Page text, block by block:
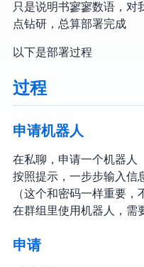
只是说明书寥寥数语，对
点钻研，总算部署完成
以下是部署过程
过程
申请机器人
在tg私聊 ，申请一个机器人
按照提示，一步步输入信
token（这个和密码一样重要
在群组里使用机器人，需要
申请app